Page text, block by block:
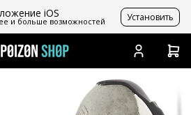
iOS
и больше возможностей Установить